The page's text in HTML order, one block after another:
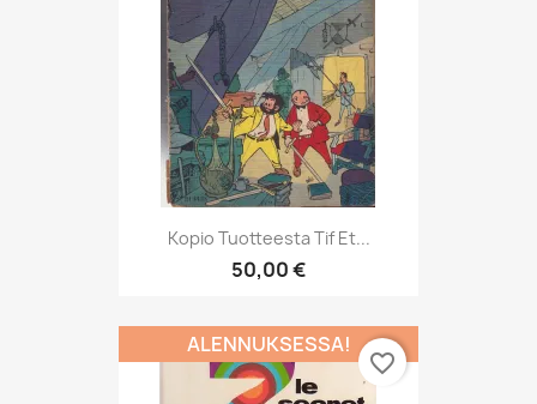
Kopio Tuotteesta Tif Et...
50,00 €
ALENNUKSESSA!
favorite_border